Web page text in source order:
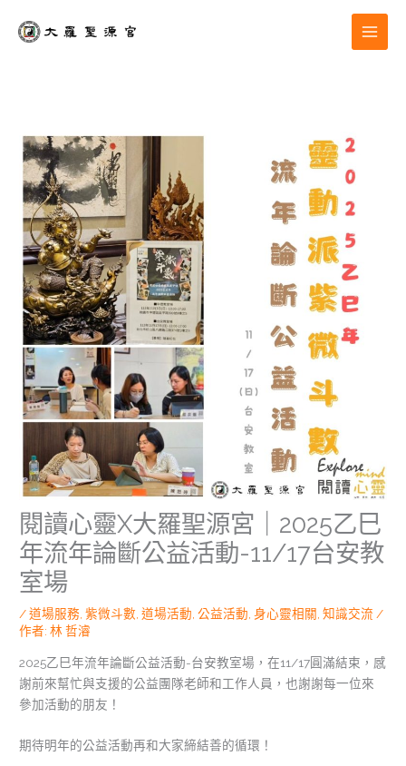
閱讀心靈X大羅聖源宮｜2025乙巳
年流年論斷公益活動-11/17台安教
室場
/道場服務 ,紫微斗數 ,道場活動 ,公益活動 ,身心靈相關 ,知識交流 /
作者:林 哲濬
2025乙巳年流年論斷公益活動-台安教室場，在11/17圓滿結束，感
謝前來幫忙與支援的公益團隊老師和工作人員，也謝謝每一位來
參加活動的朋友！
期待明年的公益活動再和大家締結善的循環！